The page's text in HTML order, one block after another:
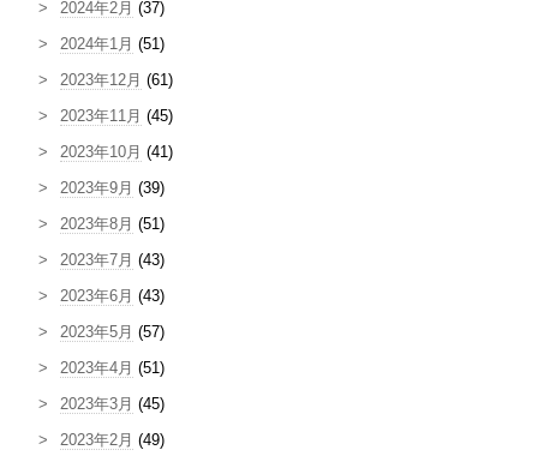
2024年2月 (37)
2024年1月 (51)
2023年12月 (61)
2023年11月 (45)
2023年10月 (41)
2023年9月 (39)
2023年8月 (51)
2023年7月 (43)
2023年6月 (43)
2023年5月 (57)
2023年4月 (51)
2023年3月 (45)
2023年2月 (49)